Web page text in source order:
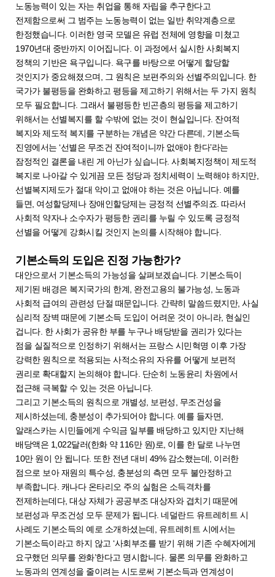
노동능력이 있는 자는 취업을 통해 자립을 추구한다고
전제함으로써 그 범주는 노동능력이 없는 일반 취약계층으로
한정했습니다. 이러한 영국 모델은 유럽 전체에 영향을 미쳤고
1970년대 중반까지 이어집니다. 이 과정에서 실시한 사회복지
정책의 기반은 욕구입니다. 욕구를 바탕으로 어떻게 할당할
것인지가 중요해졌으며, 그 원칙은 보편주의와 선별주의입니다. 한
국가가 불평등을 완화하고 평등을 제고하기 위해서는 두 가지 원칙
모두 필요합니다. 그래서 불평등한 빈곤층의 평등을 제고하기
위해서는 선별복지를 할 수밖에 없는 것이 현실입니다. 잔여적
복지와 제도적 복지를 구분하는 개념은 약간 다른데, 기본소득
진영에서는 ‘선별은 무조건 잔여적이니까 없애야 한다’라는
잠정적인 결론을 내린 게 아닌가 싶습니다. 사회복지정책이 제도적
복지로 나아갈 수 있게끔 모든 정당과 정치세력이 노력해야 하지만,
선별복지제도가 절대 악이고 없애야 하는 것은 아닙니다. 예를
들면, 여성할당제나 장애인할당제는 긍정적 선별주의죠. 따라서
사회적 약자나 소수자가 평등한 권리를 누릴 수 있도록 긍정적
선별을 어떻게 강화시킬 것인지 논의를 시작해야 합니다.
기본소득의 도입은 진정 가능한가?
대안으로서 기본소득의 가능성을 살펴보겠습니다. 기본소득이
제기된 배경은 복지국가의 한계, 완전고용의 불가능성, 노동과
사회적 급여의 관련성 단절 때문입니다. 간략히 말씀드렸지만, 사실
심리적 장벽 때문에 기본소득 도입이 어려운 것이 아니라, 현실인
겁니다. 한 사회가 공유한 부를 누구나 배당받을 권리가 있다는
점을 실질적으로 인정하기 위해서는 프랑스 시민혁명 이후 가장
강력한 원칙으로 적용되는 사적소유의 자유를 어떻게 보편적
권리로 확대할지 논의해야 합니다. 단순히 노동윤리 차원에서
접근해 극복할 수 있는 것은 아닙니다.
그리고 기본소득의 원칙으로 개별성, 보편성, 무조건성을
제시하셨는데, 충분성이 추가되어야 합니다. 예를 들자면,
알래스카는 시민들에게 수익금 일부를 배당하고 있지만 지난해
배당액은 1,022달러(한화 약 116만 원)로, 이를 한 달로 나누면
10만 원이 안 됩니다. 또한 전년 대비 49% 감소했는데, 이러한
점으로 보아 재원의 특수성, 충분성의 측면 모두 불안정하고
부족합니다. 캐나다 온타리오 주의 실험은 소득격차를
전제하는데다, 대상 자체가 공공부조 대상자와 겹치기 때문에
보편성과 무조건성 모두 문제가 됩니다. 네덜란드 유트레히트 시
사례도 기본소득의 예로 소개하셨는데, 유트레히트 시에서는
기본소득이라고 하지 않고 ‘사회부조를 받기 위해 기존 수혜자에게
요구했던 의무를 완화’한다고 명시합니다. 물론 의무를 완화하고
노동과의 연계성을 줄이려는 시도로써 기본소득과 연계성이